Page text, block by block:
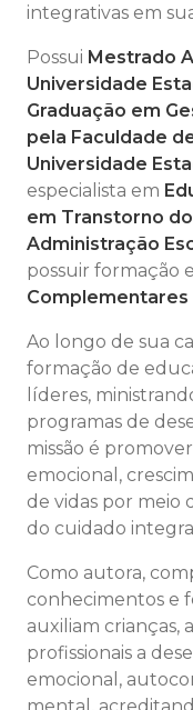
integrativas em
Possui Mestrado
Universidade
Graduação em
pela Faculdade
Universidade
especialista em
em Transtorno
Administração
possuir formação
Complementares
Ao longo de sua
formação de
líderes,
programas de
missão é
emocional,
de vidas por meio
do cuidado
Como autora,
conhecimentos e
auxiliam crianças,
profissionais a
emocional,
mental,